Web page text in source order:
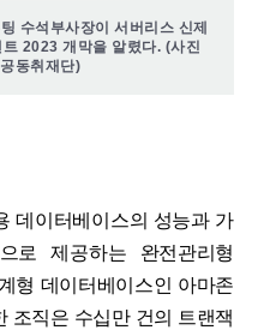
수석부사장이 서버리스 신제
2023 개막을 알렸다. (사진
동취재단)
데이터베이스의 성능과 가
로 제공하는 완전관리형
형 데이터베이스인 아마존
조직은 수십만 건의 트랜잭